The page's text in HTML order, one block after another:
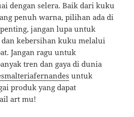
dengan selera. Baik dari kuku
penuh warna, pilihan ada di
jangan lupa untuk
dan kebersihan kuku melalui
Jangan ragu untuk
tren dan gaya di dunia
untuk
produk yang dapat
art mu!